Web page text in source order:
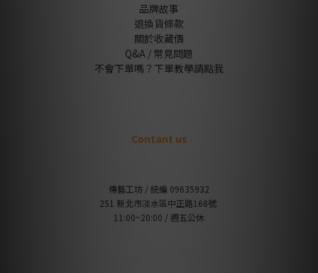
品牌故事
退換貨條款
關於收藏價
Q&A / 常見問題
不會下單嗎？下單教學請點我
Contant us
傳藝工坊 / 統編 09635932
251 新北市淡水區中正路168號
11:00~20:00 / 週五公休